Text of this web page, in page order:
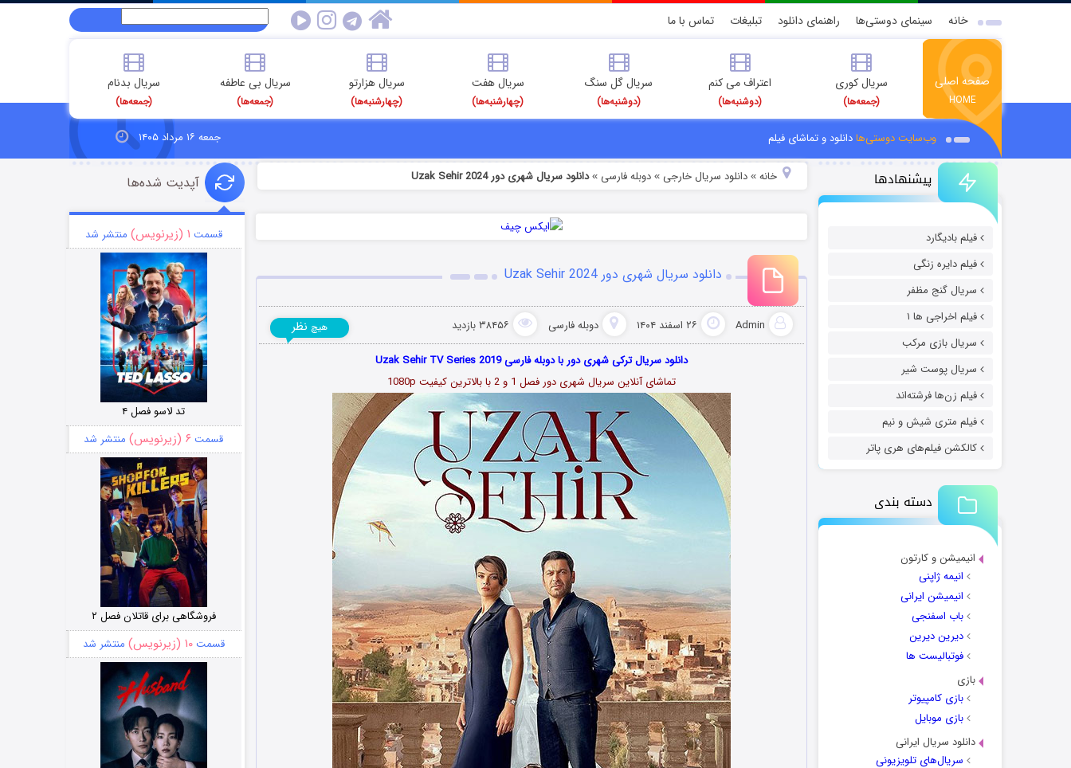
خانه سینمای دوستی‌ها راهنمای دانلود تبلیغات تماس با ما
صفحه اصلی
HOME
سریال کوری
(جمعه‌ها)
اعتراف می کنم
(دوشنبه‌ها)
سریال گل سنگ
(دوشنبه‌ها)
سریال هفت
(چهارشنبه‌ها)
سریال هزارتو
(چهارشنبه‌ها)
سریال بی عاطفه
(جمعه‌ها)
سریال بدنام
(جمعه‌ها)
وب‌سایت دوستی‌هادانلود و تماشای فیلم جمعه ۱۶ مرداد ۱۴۰۵
پیشنهادها
فیلم بادیگارد
فیلم دایره زنگی
سریال گنج مظفر
فیلم اخراجی ها ۱
سریال بازی مرکب
سریال پوست شیر
فیلم زن‌ها فرشته‌اند
فیلم متری شیش و نیم
کالکشن فیلم‌های هری پاتر
دسته بندی
انیمیشن و کارتون
انیمه ژاپنی
انیمیشن ایرانی
باب اسفنجی
دیرین دیرین
فوتبالیست ها
بازی
بازی کامپیوتر
بازی موبایل
دانلود سریال ایرانی
سریال‌های تلویزیونی
خانه» دانلود سریال خارجی » دوبله فارسی »دانلود سریال شهری دور Uzak Sehir 2024
دانلود سریال شهری دور Uzak Sehir 2024
Admin ۲۶ اسفند ۱۴۰۴ دوبله فارسی ۳۸۴۵۶ بازدید هیچ نظر
دانلود سریال ترکی شهری دور با دوبله فارسی Uzak Sehir TV Series 2019
تماشای آنلاین سریال شهری دور فصل 1 و 2 با بالاترین کیفیت 1080p
آپدیت شده‌ها
قسمت ۱ (زیرنویس) منتشر شد
تد لاسو فصل ۴
قسمت ۶ (زیرنویس) منتشر شد
فروشگاهی برای قاتلان فصل ۲
قسمت۱۰ (زیرنویس) منتشر شد